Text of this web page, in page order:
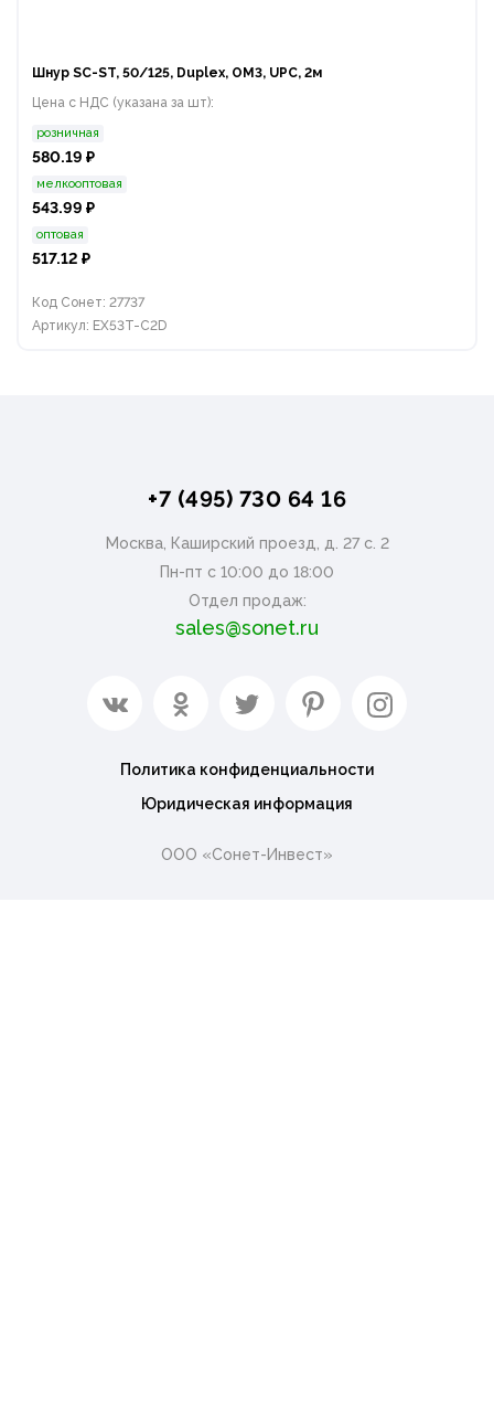
Шнур SC-ST, 50/125, Duplex, OM3, UPC, 2м
Цена с НДС (указана за шт):
розничная
580.19 ₽
мелкооптовая
543.99 ₽
оптовая
517.12 ₽
Код Сонет: 27737
Артикул: EX53T-C2D
+7 (495) 730 64 16
Москва, Каширский проезд, д. 27 с. 2
Пн-пт с 10:00 до 18:00
Отдел продаж:
sales@sonet.ru
Политика конфиденциальности
Юридическая информация
ООО «Сонет-Инвест»